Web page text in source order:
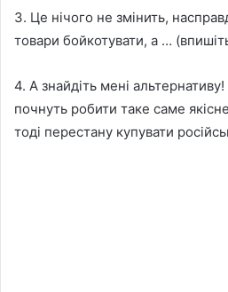
3. Це нічого не змінить,
товари бойкотувати, а …
4. А знайдіть мені альтернативу!
почнуть робити таке саме
тоді перестану купувати